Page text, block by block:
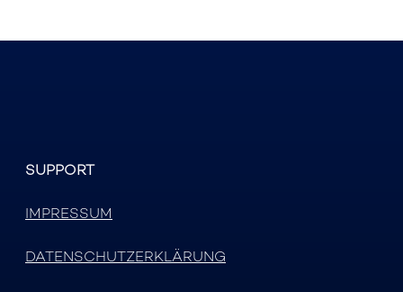
SUPPORT
IMPRESSUM
DATENSCHUTZERKLÄRUNG